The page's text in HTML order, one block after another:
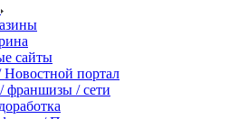
сайты
портал
франшизы / сети